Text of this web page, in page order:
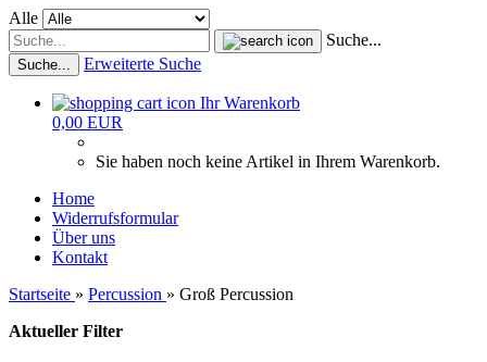
Alle
Suche...
Suche... Erweiterte Suche
Ihr Warenkorb
0,00 EUR
Sie haben noch keine Artikel in Ihrem Warenkorb.
Home
Widerrufsformular
Über uns
Kontakt
Startseite » Percussion » Groß Percussion
Aktueller Filter